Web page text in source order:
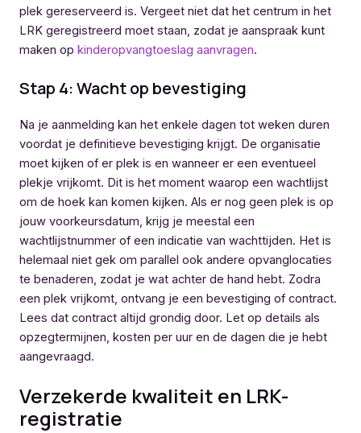
plek gereserveerd is. Vergeet niet dat het centrum in het
LRK geregistreerd moet staan, zodat je aanspraak kunt
maken op kinderopvangtoeslag aanvragen.
Stap 4: Wacht op bevestiging
Na je aanmelding kan het enkele dagen tot weken duren
voordat je definitieve bevestiging krijgt. De organisatie
moet kijken of er plek is en wanneer er een eventueel
plekje vrijkomt. Dit is het moment waarop een wachtlijst
om de hoek kan komen kijken. Als er nog geen plek is op
jouw voorkeursdatum, krijg je meestal een
wachtlijstnummer of een indicatie van wachttijden. Het is
helemaal niet gek om parallel ook andere opvanglocaties
te benaderen, zodat je wat achter de hand hebt. Zodra
een plek vrijkomt, ontvang je een bevestiging of contract.
Lees dat contract altijd grondig door. Let op details als
opzegtermijnen, kosten per uur en de dagen die je hebt
aangevraagd.
Verzekerde kwaliteit en LRK-
registratie